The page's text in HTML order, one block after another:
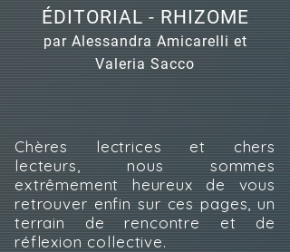
ÉDITORIAL - RHIZOME
par Alessandra Amicarelli et
Valeria Sacco
Chères lectrices et chers
lecteurs, nous sommes
extrêmement heureux de vous
retrouver enfin sur ces pages, un
terrain de rencontre et de
réflexion collective.